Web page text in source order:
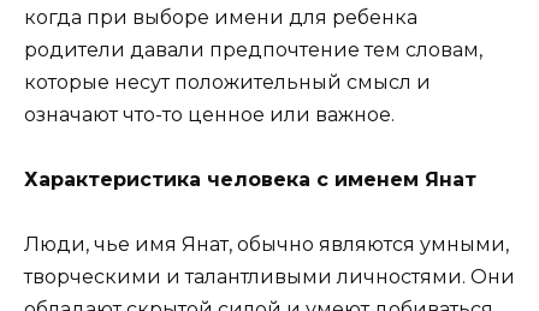
когда при выборе имени для ребенка
родители давали предпочтение тем словам,
которые несут положительный смысл и
означают что-то ценное или важное.
Характеристика человека с именем Янат
Люди, чье имя Янат, обычно являются умными,
творческими и талантливыми личностями. Они